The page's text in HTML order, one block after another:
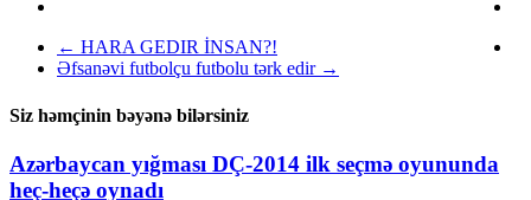
← HARA GEDIR İNSAN?!
Əfsanəvi futbolçu futbolu tərk edir →
Siz həmçinin bəyənə bilərsiniz
Azərbaycan yığması DÇ-2014 ilk seçmə oyununda
heç-heçə oynadı